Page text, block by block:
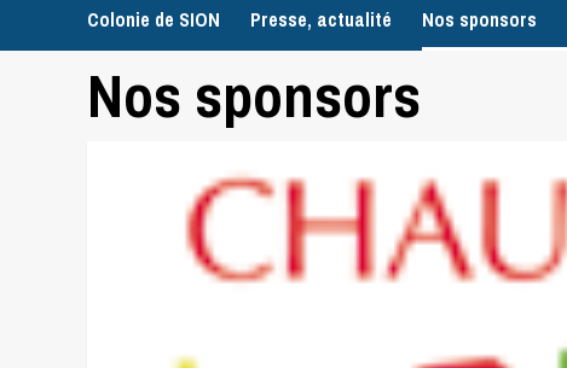
Colonie de SION Presse, actualité Nos sponsors
Nos sponsors